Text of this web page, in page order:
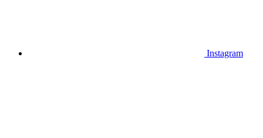
Instagram